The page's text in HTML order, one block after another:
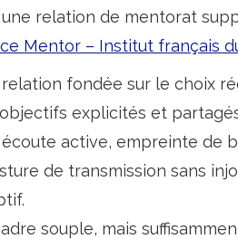
une relation de mentorat
Mentor – Institut français
fondée sur le choix
explicités et
active, empreinte de
de transmission sans
souple, mais